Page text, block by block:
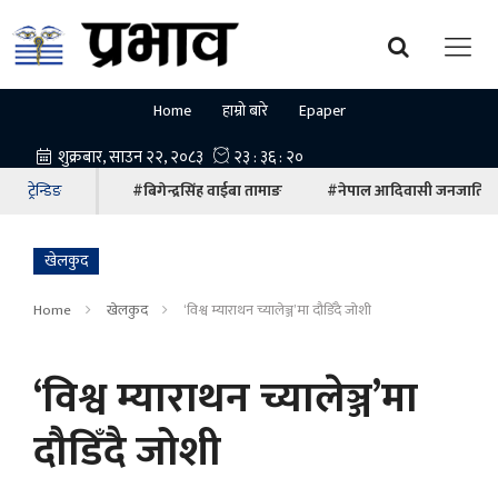
Home हाम्रो बारे Epaper
ट्रेन्डिङ #बिगेन्द्रसिंह वाईबा तामाङ #नेपाल आदिवासी जनजाति
खेलकुद
Home खेलकुद ‘विश्व म्याराथन च्यालेञ्ज’मा दौडिँदै जोशी
‘विश्व म्याराथन च्यालेञ्ज’मा
दौडिँदै जोशी